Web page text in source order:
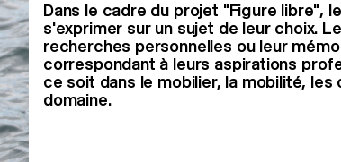
Dans le cadre du projet "Figure libre",
s'exprimer sur un sujet de leur choix.
recherches personnelles ou leur
correspondant à leurs aspirations
ce soit dans le mobilier, la mobilité,
domaine.